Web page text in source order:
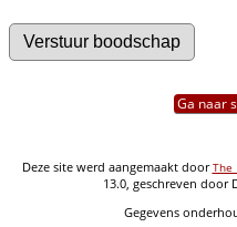
Ga naar
Deze site werd aangemaakt doorThe
13.0, geschreven door
Gegevens